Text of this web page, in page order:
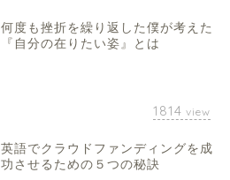
何度も挫折を繰り返した僕が考えた
『自分の在りたい姿』とは
1814 view
英語でクラウドファンディングを成
功させるための５つの秘訣